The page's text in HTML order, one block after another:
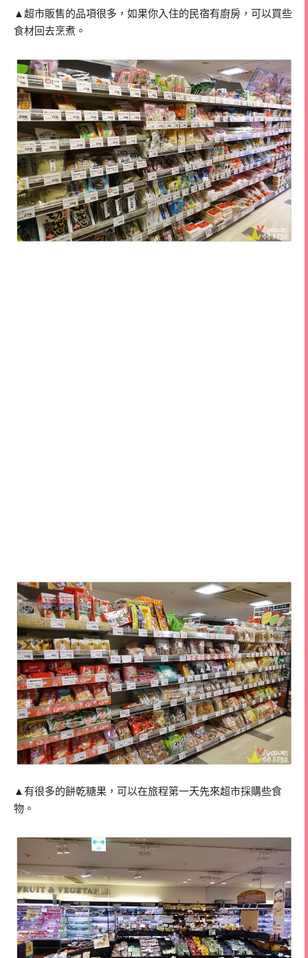
▲超市販售的品項很多，如果你入住的民宿有廚房，可以買些
食材回去烹煮。
▲有很多的餅乾糖果，可以在旅程第一天先來超市採購些食
物。